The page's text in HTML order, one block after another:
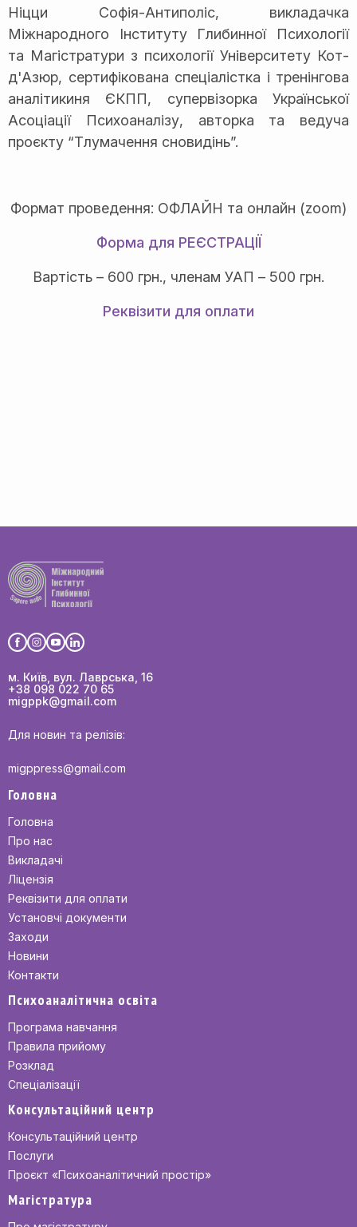
Ніцци Софія-Антиполіс, викладачка
Міжнародного Інституту Глибинної Психології
та Магістратури з психології Університету Кот-
д'Азюр, сертифікована спеціалістка і тренінгова
аналітикиня ЄКПП, супервізорка Української
Асоціації Психоаналізу, авторка та ведуча
проєкту “Тлумачення сновидінь”.
Формат проведення: ОФЛАЙН та онлайн (zoom)
Форма для РЕЄСТРАЦІЇ
Вартість – 600 грн., членам УАП – 500 грн.
Реквізити для оплати
м. Київ, вул. Лаврська, 16
+38 098 022 70 65
migppk@gmail.com
Для новин та релізів:
migppress@gmail.com
Головна
Головна
Про нас
Викладачі
Ліцензія
Реквізити для оплати
Установчі документи
Заходи
Новини
Контакти
Психоаналітична освіта
Програма навчання
Правила прийому
Розклад
Спеціалізації
Консультаційний центр
Консультаційний центр
Послуги
Проєкт «Психоаналітичний простір»
Магістратура